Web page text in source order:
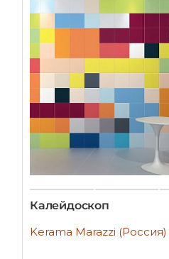
Калейдоскоп
Kerama Marazzi (Россия)